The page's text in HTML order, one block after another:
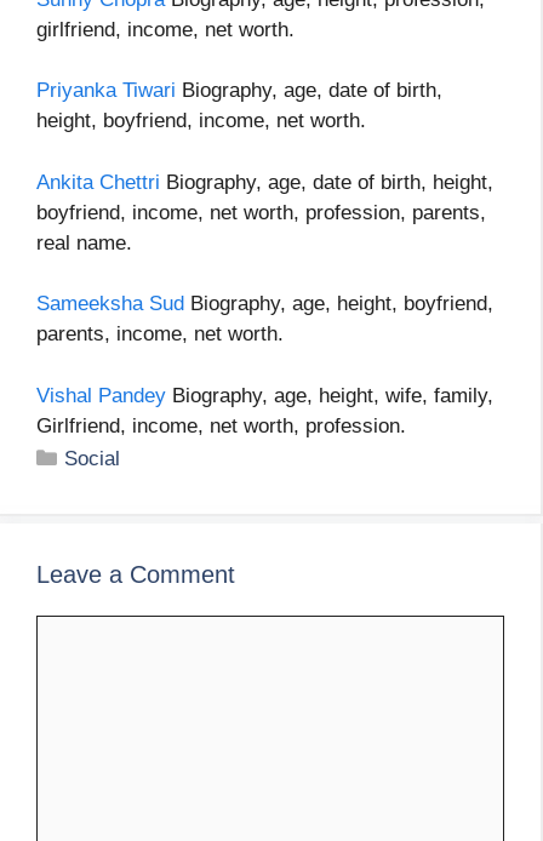
girlfriend, income, net worth.
Priyanka Tiwari Biography, age, date of birth,
height, boyfriend, income, net worth.
Ankita Chettri Biography, age, date of birth, height,
boyfriend, income, net worth, profession, parents,
real name.
Sameeksha Sud Biography, age, height, boyfriend,
parents, income, net worth.
Vishal Pandey Biography, age, height, wife, family,
Girlfriend, income, net worth, profession.
Categories
Social
Leave a Comment